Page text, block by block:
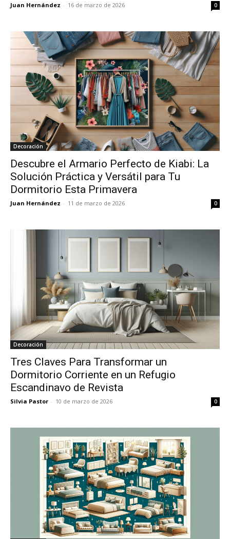
Juan Hernández - 16 de marzo de 2026 0
Decoración
Descubre el Armario Perfecto de Kiabi: La
Solución Práctica y Versátil para Tu
Dormitorio Esta Primavera
Juan Hernández - 11 de marzo de 2026 0
Decoración
Tres Claves Para Transformar un
Dormitorio Corriente en un Refugio
Escandinavo de Revista
Silvia Pastor - 10 de marzo de 2026 0